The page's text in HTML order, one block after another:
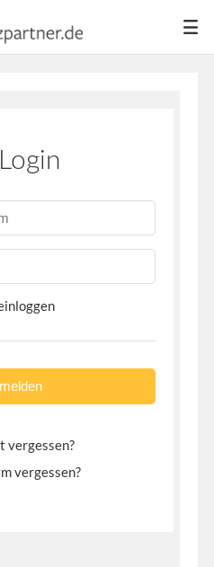
vergessen?
vergessen?